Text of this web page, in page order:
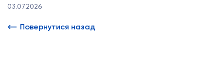
03.07.2026
Повернутися назад